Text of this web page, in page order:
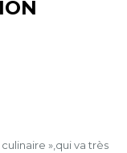
»,qui va très